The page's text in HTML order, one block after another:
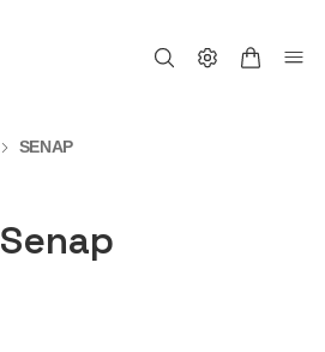
SENAP
Senap